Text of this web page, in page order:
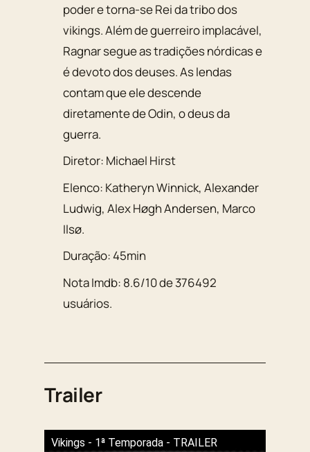
poder e torna-se Rei da tribo dos
vikings. Além de guerreiro implacável,
Ragnar segue as tradições nórdicas e
é devoto dos deuses. As lendas
contam que ele descende
diretamente de Odin, o deus da
guerra.
Diretor: Michael Hirst
Elenco: Katheryn Winnick,Alexander
Ludwig,Alex Høgh Andersen, Marco
Ilsø.
Duração:45min
Nota Imdb: 8.6/10de376492
usuários.
Trailer
Vikings - 1ª Temporada - TRAILER